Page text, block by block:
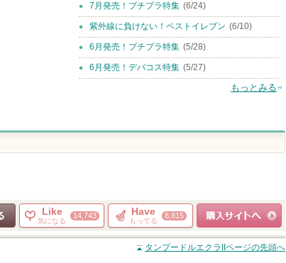
7月発売！プチプラ特集 (6/24)
紫外線に負けない！ベストイレブン (6/10)
6月発売！プチプラ特集 (5/28)
6月発売！デパコス特集 (5/27)
もっとみる
る
Like
気になる
14,743 Have
もってる
8,815
ショッピングサイト
へ
タンプードルエクラII ページの先頭へ